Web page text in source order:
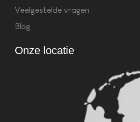
Veelgestelde vragen
Blog
Onze locatie